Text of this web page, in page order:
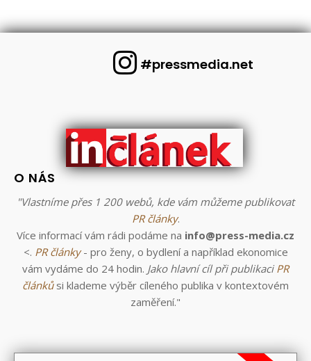
#pressmedia.net
O NÁS
"Vlastníme přes 1 200 webů, kde vám můžeme publikovat
PR články.
Více informací vám rádi podáme na info@press-media.cz
<. PR články- pro ženy, o bydlení a například ekonomice
vám vydáme do 24 hodin. Jako hlavní cíl při publikaci PR
článkůsi klademe výběr cíleného publika v kontextovém
zaměření."